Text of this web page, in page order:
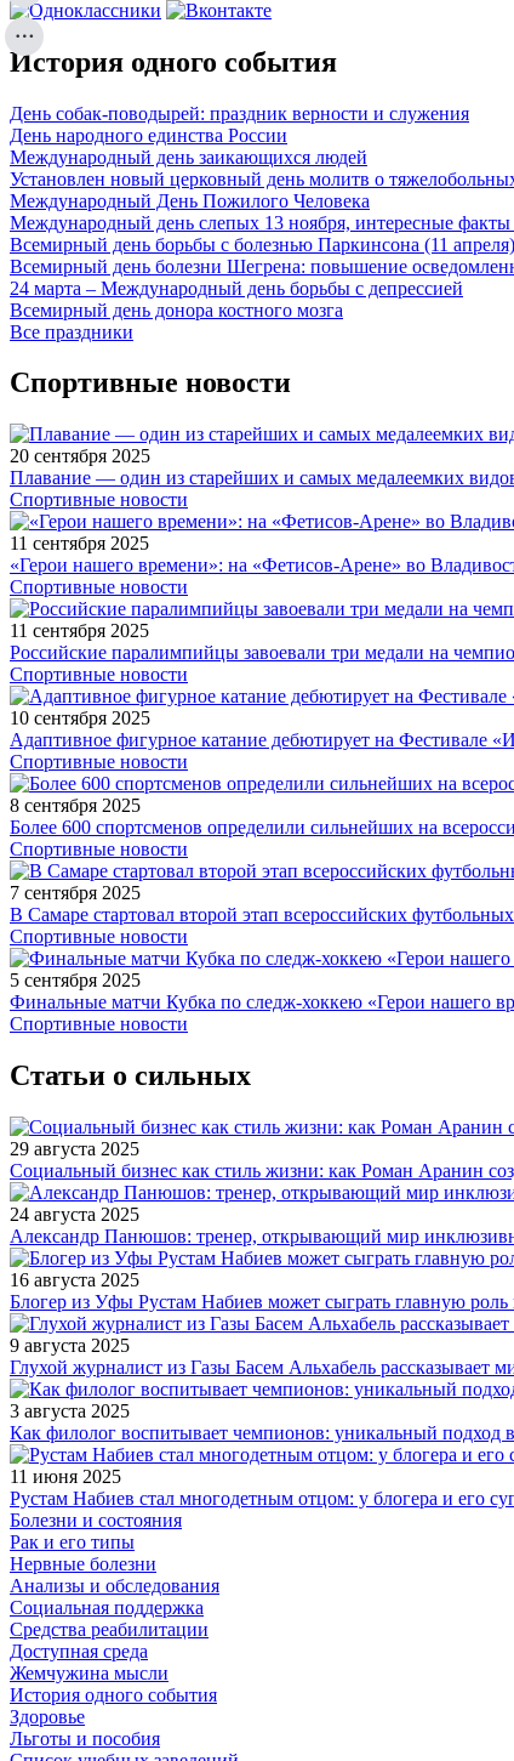
История одного события
День собак-поводырей: праздник верности и служения
День народного единства России
Международный день заикающихся людей
Установлен новый церковный день молитв о
Международный День Пожилого Человека
Международный день слепых 13 ноября, интересные
Всемирный день борьбы с болезнью Паркинсона (11 апреля)
Всемирный день болезни Шегрена: повышение
24 марта – Международный день борьбы с депрессией
Всемирный день донора костного мозга
Все праздники
Спортивные новости
20 сентября 2025
Плавание — один из старейших и самых медалеемких
Спортивные новости
11 сентября 2025
«Герои нашего времени»: на «Фетисов-Арене» во
Спортивные новости
11 сентября 2025
Российские паралимпийцы завоевали три медали на
Спортивные новости
10 сентября 2025
Адаптивное фигурное катание дебютирует на
Спортивные новости
8 сентября 2025
Более 600 спортсменов определили сильнейших на
Спортивные новости
7 сентября 2025
В Самаре стартовал второй этап всероссийских
Спортивные новости
5 сентября 2025
Финальные матчи Кубка по следж-хоккею «Герои нашего
Спортивные новости
Статьи о сильных
29 августа 2025
Социальный бизнес как стиль жизни: как Роман Аранин
24 августа 2025
Александр Панюшов: тренер, открывающий мир
16 августа 2025
Блогер из Уфы Рустам Набиев может сыграть главную
9 августа 2025
Глухой журналист из Газы Басем Альхабель рассказывает
3 августа 2025
Как филолог воспитывает чемпионов: уникальный подход
11 июня 2025
Рустам Набиев стал многодетным отцом: у блогера и его
Болезни и состояния
Рак и его типы
Нервные болезни
Анализы и обследования
Социальная поддержка
Средства реабилитации
Доступная среда
Жемчужина мысли
История одного события
Здоровье
Льготы и пособия